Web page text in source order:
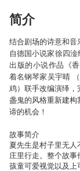
简介
结合剧场的诗意和
自德国小说家徐四
出版的小说作品《
着名钢琴家吴宇晴
鸡）联手改编演绎
盏鬼的风格重新建
谛的机会！
故事简介
夏先生是村子里无
庄里行走。整个故
孩童可爱视觉以及上